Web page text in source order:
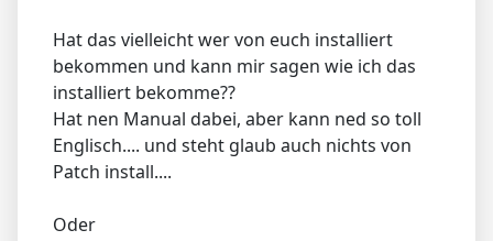
Hat das vielleicht wer von euch installiert
bekommen und kann mir sagen wie ich das
installiert bekomme??
Hat nen Manual dabei, aber kann ned so toll
Englisch.... und steht glaub auch nichts von
Patch install....
Oder